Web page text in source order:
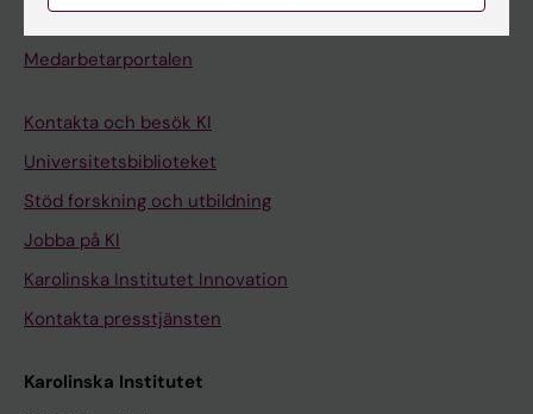
Medarbetarportalen
Kontakta och besök KI
Universitetsbiblioteket
Stöd forskning och utbildning
Jobba på KI
Karolinska Institutet Innovation
Kontakta presstjänsten
Karolinska Institutet